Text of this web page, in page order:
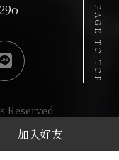
Reserved
加入好友
PAGE TO TOP